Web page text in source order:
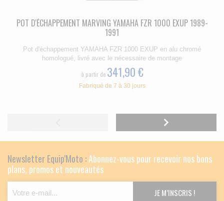
POT D'ÉCHAPPEMENT MARVING YAMAHA FZR 1000 EXUP 1989-
1991
Pot d'échappement YAMAHA FZR 1000 EXUP en alu chromé
homologué, livré avec le nécessaire de montage
à partir de 341,90 €
Fabriqué de 7 à 30 jours
Newsletter Equip'Moto :Abonnez-vous pour recevoir nos bons
plans, promos et nouveautés